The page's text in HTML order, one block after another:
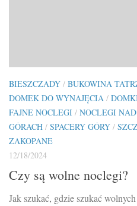
BIESZCZADY / BUKOWINA
DOMEK DO WYNAJĘCIA /
FAJNE NOCLEGI / NOCLEGI
GÓRACH / SPACERY GÓRY /
ZAKOPANE
12/18/2024
Czy są wolne noclegi?
Jak szukać, gdzie szukać